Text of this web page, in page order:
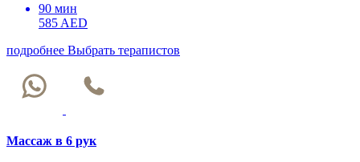
90 мин
585 AED
подробнее Выбрать терапистов
Массаж в 6 рук